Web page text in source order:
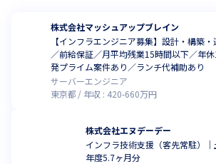
株式会社マッシュアップブレイン
【インフラエンジニア募集】設計・構築
／前給保証／月平均残業15時間以下／年
発プライム案件あり／ランチ代補助あり
サーバーエンジニア
東京都
年収 : 420-660万円
株式会社エヌデーデー
インフラ技術支援（客先常駐）
年度5.7ヶ月分